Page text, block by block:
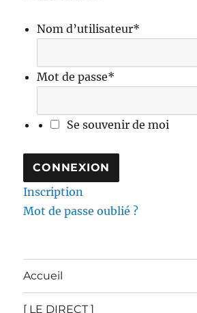
Nom d’utilisateur*
Mot de passe*
Se souvenir de moi
Inscription
Mot de passe oublié ?
Accueil
[ LE DIRECT ]